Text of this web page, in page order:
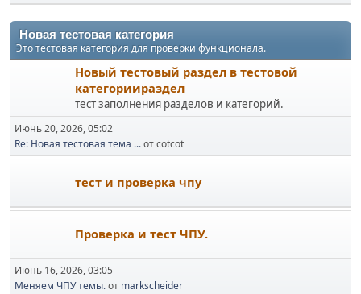
Новая тестовая категория
Это тестовая категория для проверки функционала.
Новый тестовый раздел в тестовой
категориираздел
тест заполнения разделов и категорий.
Июнь 20, 2026, 05:02
Re: Новая тестовая тема ...от cotcot
тест и проверка чпу
Проверка и тест ЧПУ.
Июнь 16, 2026, 03:05
Меняем ЧПУ темы.от markscheider